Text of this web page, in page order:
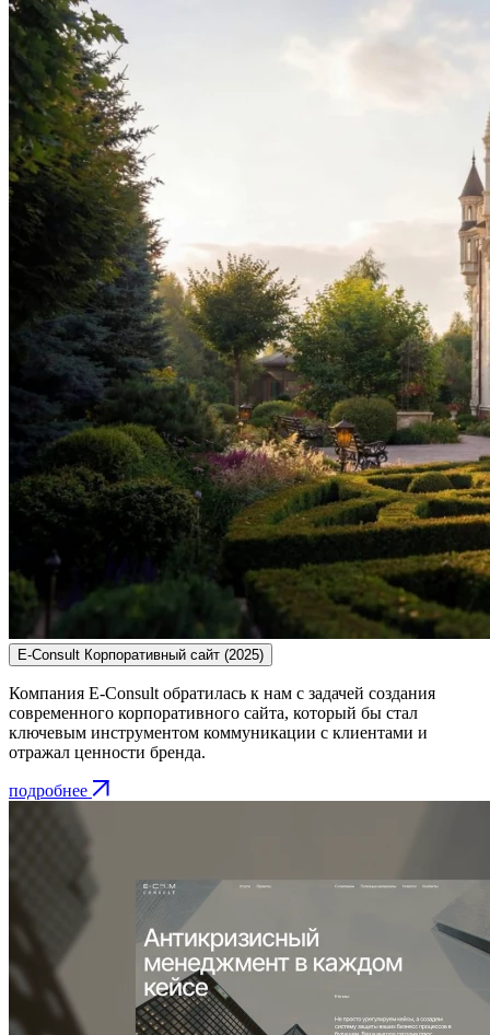
E-Consult Корпоративный сайт (2025)
Компания E-Consult обратилась к нам с задачей создания
современного корпоративного сайта, который бы стал
ключевым инструментом коммуникации с клиентами и
отражал ценности бренда.
подробнее